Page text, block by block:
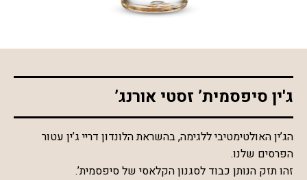
ג'ין סיפסמית’ זסטי אורנג’
הג’ין האולטימטיבי ללגימה, בהשראת הלונדון דריי ג’ין עטור
הפרסים שלנו.
זהו תזק הנותן כבוד לסגנון הקלאסי של סיפסמית’.